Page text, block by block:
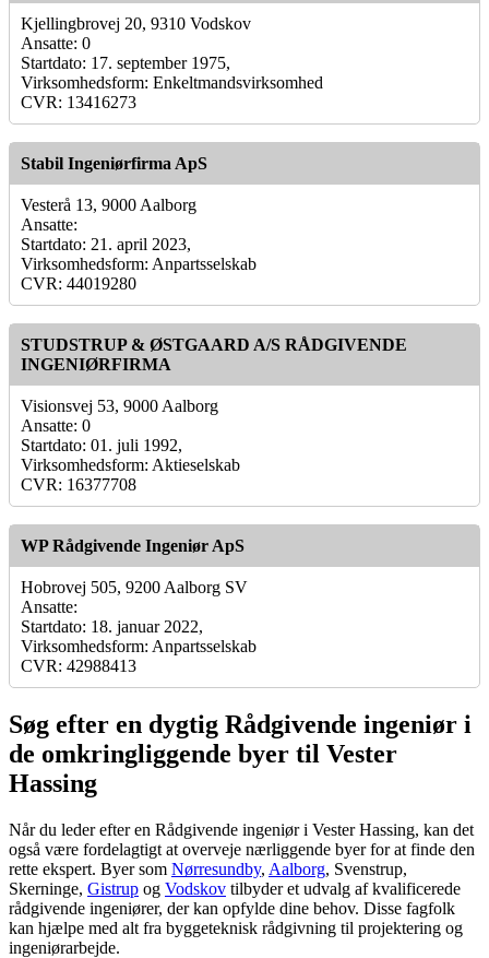
Kjellingbrovej 20, 9310 Vodskov
Ansatte: 0
Startdato: 17. september 1975,
Virksomhedsform: Enkeltmandsvirksomhed
CVR: 13416273
Stabil Ingeniørfirma ApS
Vesterå 13, 9000 Aalborg
Ansatte:
Startdato: 21. april 2023,
Virksomhedsform: Anpartsselskab
CVR: 44019280
STUDSTRUP & ØSTGAARD A/S RÅDGIVENDE
INGENIØRFIRMA
Visionsvej 53, 9000 Aalborg
Ansatte: 0
Startdato: 01. juli 1992,
Virksomhedsform: Aktieselskab
CVR: 16377708
WP Rådgivende Ingeniør ApS
Hobrovej 505, 9200 Aalborg SV
Ansatte:
Startdato: 18. januar 2022,
Virksomhedsform: Anpartsselskab
CVR: 42988413
Søg efter en dygtig Rådgivende ingeniør i
de omkringliggende byer til Vester
Hassing
Når du leder efter en Rådgivende ingeniør i Vester Hassing, kan det
også være fordelagtigt at overveje nærliggende byer for at finde den
rette ekspert. Byer som Nørresundby, Aalborg, Svenstrup,
Skerninge, Gistrup og Vodskov tilbyder et udvalg af kvalificerede
rådgivende ingeniører, der kan opfylde dine behov. Disse fagfolk
kan hjælpe med alt fra byggeteknisk rådgivning til projektering og
ingeniørarbejde.